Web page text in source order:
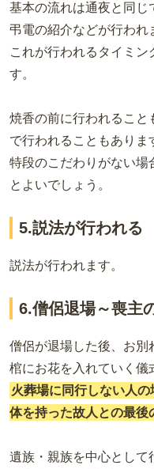
基本の流れは通夜と同じ
弔電の紹介などが行われ
これが行われるタイミン
す。
焼香の前に行われること
で行われることもありま
特段のこだわりがない場
とよいでしょう。
5.説法が行われる
説法が行われます。
6.僧侶退場～喪主
僧侶が退場した後、お別
棺にお花を入れていく儀
火葬場に同行しない人
体を持った故人との最後
遺族・親族を中心として